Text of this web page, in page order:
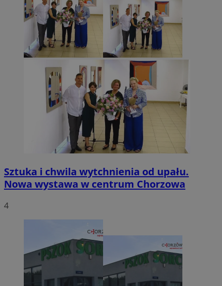
Sztuka i chwila wytchnienia od upału.
Nowa wystawa w centrum Chorzowa
4